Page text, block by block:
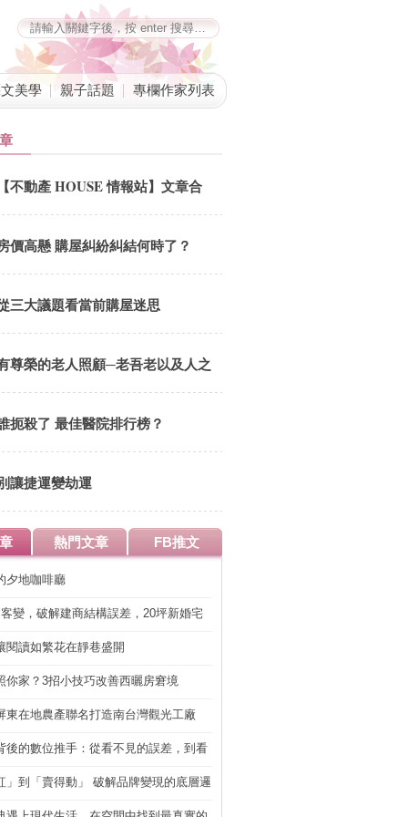
美學 親子話題 專欄作家列表
【不動產 HOUSE 情報站】文章合
公告
價高懸 購屋糾紛糾結何時了？
三大議題看當前購屋迷思
尊榮的老人照顧─老吾老以及人之
扼殺了 最佳醫院排行榜？
讓捷運變劫運
熱門文章 FB推文
夕地咖啡廳
變，破解建商結構誤差，20坪新婚宅
閱讀如繁花在靜巷盛開
你家？3招小技巧改善西曬房窘境
東在地農產聯名打造南台灣觀光工廠
後的數位推手：從看不見的誤差，到看
」到「賣得動」 破解品牌變現的底層邏